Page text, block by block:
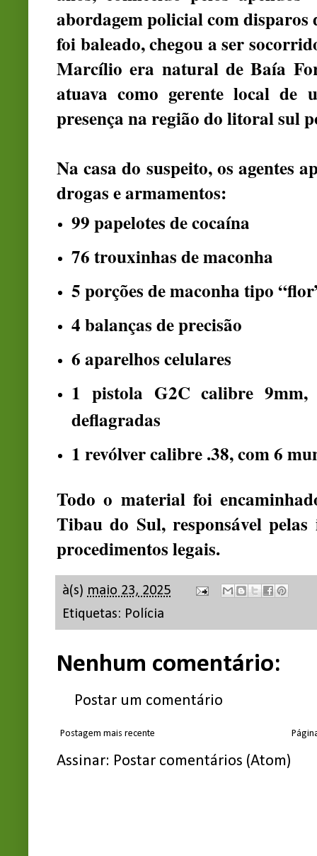
abordagem policial com disparos
foi baleado, chegou a ser
Marcílio era natural de Baía
atuava como gerente local de
presença na região do litoral sul
Na casa do suspeito, os agentes
drogas e armamentos:
99 papelotes de cocaína
76 trouxinhas de maconha
5 porções de maconha tipo
4 balanças de precisão
6 aparelhos celulares
1 pistola G2C calibre
deflagradas
1 revólver calibre .38, com 6
Todo o material foi
Tibau do Sul, responsável
procedimentos legais.
à(s) maio 23, 2025
Etiquetas: Polícia
Nenhum comentário:
Postar um comentário
Postagem mais recente
Assinar: Postar comentários (Atom)